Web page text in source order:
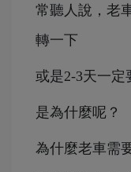
常聽人說，老
轉一下
或是2-3天一定
是為什麼呢？
為什麼老車需